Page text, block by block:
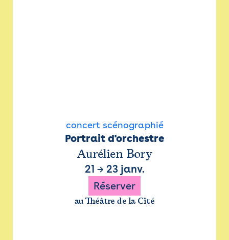
concert scénographié
Portrait d'orchestre
Aurélien Bory
21 → 23 janv.
Réserver
au Théâtre de la Cité